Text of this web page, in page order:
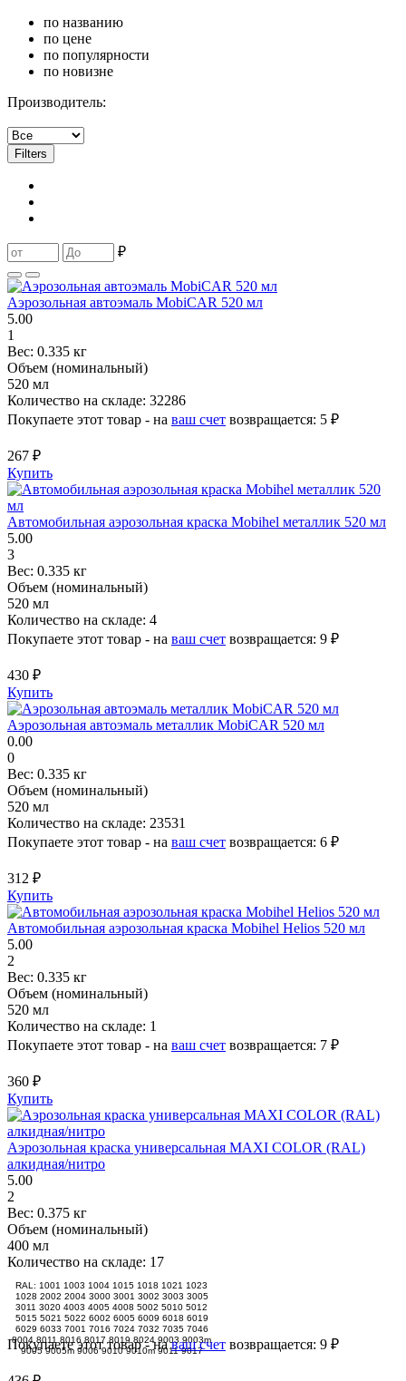
по названию
по цене
по популярности
по новизне
Производитель:
Filters
₽
Аэрозольная автоэмаль MobiCAR 520 мл
5.00
1
Вес: 0.335 кг
Объем (номинальный)
520 мл
Количество на складе: 32286
Покупаете этот товар - на ваш счет возвращается: 5 ₽
267 ₽
Купить
Автомобильная аэрозольная краска Mobihel металлик 520 мл
5.00
3
Вес: 0.335 кг
Объем (номинальный)
520 мл
Количество на складе: 4
Покупаете этот товар - на ваш счет возвращается: 9 ₽
430 ₽
Купить
Аэрозольная автоэмаль металлик MobiCAR 520 мл
0.00
0
Вес: 0.335 кг
Объем (номинальный)
520 мл
Количество на складе: 23531
Покупаете этот товар - на ваш счет возвращается: 6 ₽
312 ₽
Купить
Автомобильная аэрозольная краска Mobihel Helios 520 мл
5.00
2
Вес: 0.335 кг
Объем (номинальный)
520 мл
Количество на складе: 1
Покупаете этот товар - на ваш счет возвращается: 7 ₽
360 ₽
Купить
Аэрозольная краска универсальная MAXI COLOR (RAL)
алкидная/нитро
5.00
2
Вес: 0.375 кг
Объем (номинальный)
400 мл
Количество на складе: 17
RAL: 1001 1003 1004 1015 1018 1021 1023
1028 2002 2004 3000 3001 3002 3003 3005
3011 3020 4003 4005 4008 5002 5010 5012
5015 5021 5022 6002 6005 6009 6018 6019
6029 6033 7001 7016 7024 7032 7035 7046
8004 8011 8016 8017 8019 8024 9003 9003m
9005 9005m 9006 9010 9010m 9011 9017
Покупаете этот товар - наваш счет возвращается: 9 ₽